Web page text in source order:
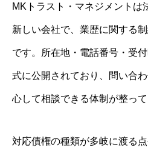
MKトラスト・マネジメントは
新しい会社で、業歴に関する
です。所在地・電話番号・受
式に公開されており、問い合
心して相談できる体制が整って
対応債権の種類が多岐に渡る